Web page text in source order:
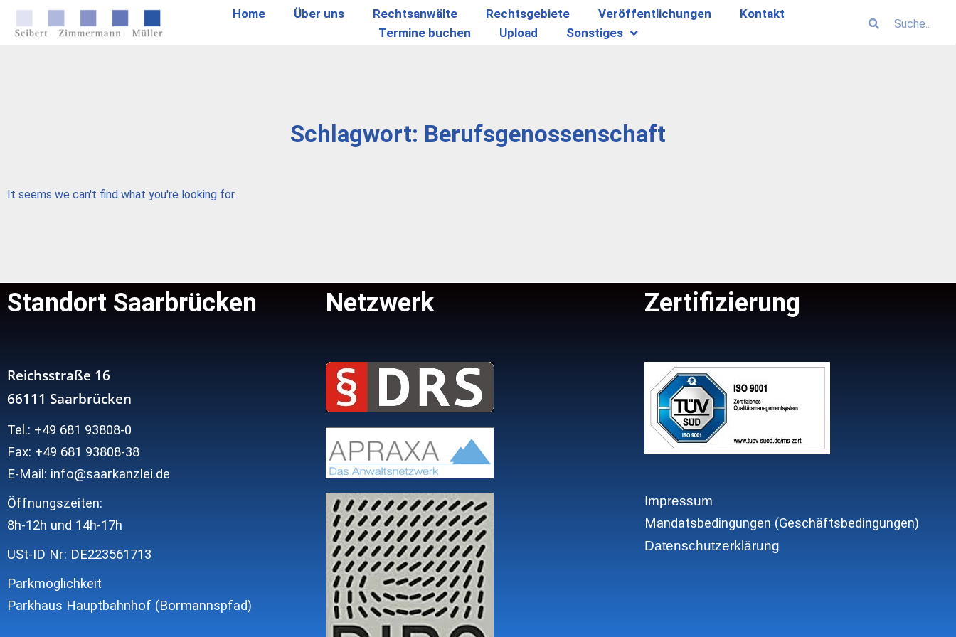
Home Über uns Rechtsanwälte Rechtsgebiete Veröffentlichungen
Kontakt
Termine buchen
Upload Sonstiges
Schlagwort: Berufsgenossenschaft
It seems we can't find what you're looking for.
Standort Saarbrücken
Reichsstraße 16
66111 Saarbrücken
Tel.: +49 681 93808-0
Fax: +49 681 93808-38
E-Mail: info@saarkanzlei.de
Öffnungszeiten:
8h-12h und 14h-17h
USt-ID Nr: DE223561713
Parkmöglichkeit
Parkhaus Hauptbahnhof (Bormannspfad)
Netzwerk Zertifizierung
Impressum
Mandatsbedingungen (Geschäftsbedingungen)
Datenschutzerklärung